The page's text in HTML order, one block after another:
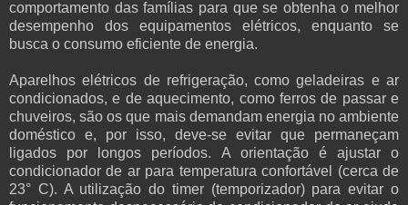
comportamento das famílias para que se obtenha o melhor
desempenho dos equipamentos elétricos, enquanto se
busca o consumo eficiente de energia.
Aparelhos elétricos de refrigeração, como geladeiras e ar
condicionados, e de aquecimento, como ferros de passar e
chuveiros, são os que mais demandam energia no ambiente
doméstico e, por isso, deve-se evitar que permaneçam
ligados por longos períodos. A orientação é ajustar o
condicionador de ar para temperatura confortável (cerca de
23° C). A utilização do timer (temporizador) para evitar o